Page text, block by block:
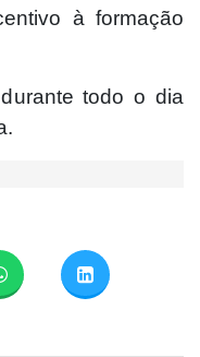
à formação
todo o dia